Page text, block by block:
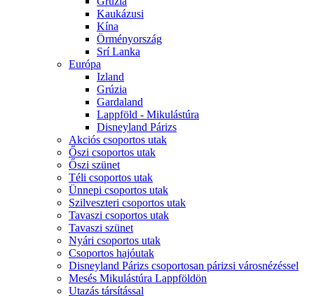
Kaukázusi
Kína
Örményország
Srí Lanka
Európa
Izland
Grúzia
Gardaland
Lappföld - Mikulástúra
Disneyland Párizs
Akciós csoportos utak
Őszi csoportos utak
Őszi szünet
Téli csoportos utak
Ünnepi csoportos utak
Szilveszteri csoportos utak
Tavaszi csoportos utak
Tavaszi szünet
Nyári csoportos utak
Csoportos hajóutak
Disneyland Párizs csoportosan párizsi városnézéssel
Mesés Mikulástúra Lappföldön
Utazás társítással